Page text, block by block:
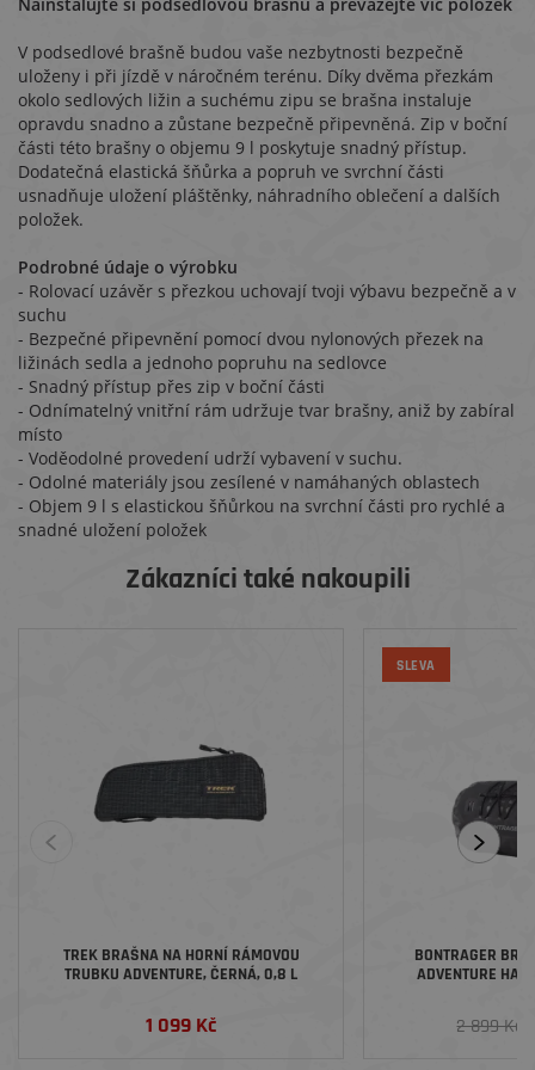
V podsedlové brašně budou vaše nezbytnosti bezpečně
uloženy i při jízdě v náročném terénu. Díky dvěma přezkám
okolo sedlových ližin a suchému zipu se brašna instaluje
opravdu snadno a zůstane bezpečně připevněná. Zip v boční
části této brašny o objemu 9 l poskytuje snadný přístup.
Dodatečná elastická šňůrka a popruh ve svrchní části
usnadňuje uložení pláštěnky, náhradního oblečení a dalších
položek.
Podrobné údaje o výrobku
- Rolovací uzávěr s přezkou uchovají tvoji výbavu bezpečně a v
suchu
- Bezpečné připevnění pomocí dvou nylonových přezek na
ližinách sedla a jednoho popruhu na sedlovce
- Snadný přístup přes zip v boční části
- Odnímatelný vnitřní rám udržuje tvar brašny, aniž by zabíral
místo
- Voděodolné provedení udrží vybavení v suchu.
- Odolné materiály jsou zesílené v namáhaných oblastech
- Objem 9 l s elastickou šňůrkou na svrchní části pro rychlé a
snadné uložení položek
Zákazníci také nakoupili
TREK BRAŠNA NA HORNÍ RÁMOVOU
TRUBKU ADVENTURE, ČERNÁ, 0,8 L
1 099 Kč
SLEVA
BONTRAGER
ADVENTURE
2 899 Kč